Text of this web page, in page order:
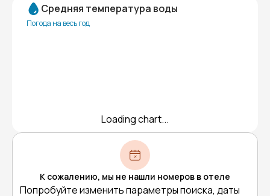
Средняя температура воды
Погода на весь год
Loading chart...
К сожалению, мы не нашли номеров в отеле
Попробуйте изменить параметры поиска, даты